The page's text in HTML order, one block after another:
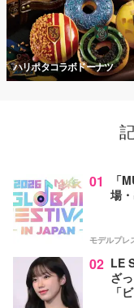
ハリポタコラボドーナツ
01
「
場
モデルプレ
02 LE
ざ
「